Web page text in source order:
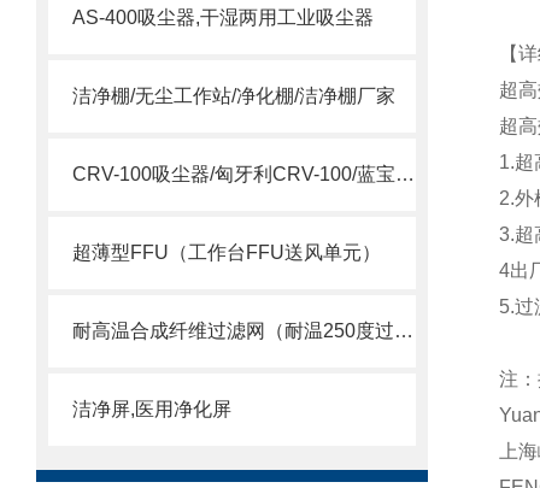
AS-400吸尘器,干湿两用工业吸尘器
洁净棚/无尘工作站/净化棚/洁净棚厂家
CRV-100吸尘器/匈牙利CRV-100/蓝宝CRV-100吸尘器
超薄型FFU（工作台FFU送风单元）
耐高温合成纤维过滤网（耐温250度过滤棉）
洁净屏,医用净化屏
【
超
超
1.超
2.外
3.超
4出
5.过
注
上